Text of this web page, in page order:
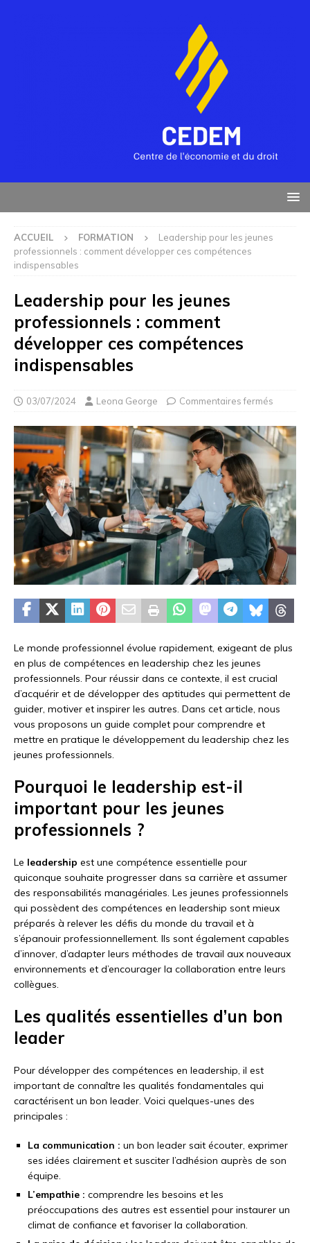
ACCUEIL FORMATION
Leadership pour les jeunes
professionnels : comment développer ces compétences
indispensables
Leadership pour les jeunes
professionnels : comment
développer ces compétences
indispensables
03/07/2024 Leona George Commentaires fermés
Le monde professionnel évolue rapidement, exigeant de plus
en plus de compétences en leadership chez les jeunes
professionnels. Pour réussir dans ce contexte, il est crucial
d’acquérir et de développer des aptitudes qui permettent de
guider, motiver et inspirer les autres. Dans cet article, nous
vous proposons un guide complet pour comprendre et
mettre en pratique le développement du leadership chez les
jeunes professionnels.
Pourquoi le leadership est-il
important pour les jeunes
professionnels ?
Le leadership est une compétence essentielle pour
quiconque souhaite progresser dans sa carrière et assumer
des responsabilités managériales. Les jeunes professionnels
qui possèdent des compétences en leadership sont mieux
préparés à relever les défis du monde du travail et à
s’épanouir professionnellement. Ils sont également capables
d’innover, d’adapter leurs méthodes de travail aux nouveaux
environnements et d’encourager la collaboration entre leurs
collègues.
Les qualités essentielles d’un bon
leader
Pour développer des compétences en leadership, il est
important de connaître les qualités fondamentales qui
caractérisent un bon leader. Voici quelques-unes des
principales :
La communication : un bon leader sait écouter, exprimer
ses idées clairement et susciter l’adhésion auprès de son
équipe.
L’empathie : comprendre les besoins et les
préoccupations des autres est essentiel pour instaurer un
climat de confiance et favoriser la collaboration.